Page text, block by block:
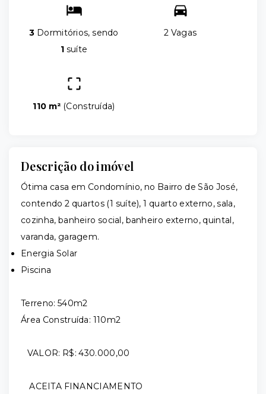
3 Dormitórios, sendo
1 suíte
2 Vagas
110 m² (Construída)
Descrição do imóvel
Ótima casa em Condomínio, no Bairro de São José,
contendo 2 quartos (1 suíte), 1 quarto externo, sala,
cozinha, banheiro social, banheiro externo, quintal,
varanda, garagem.
Energia Solar
Piscina
Terreno: 540m2
Área Construída: 110m2
VALOR: R$: 430.000,00
ACEITA FINANCIAMENTO